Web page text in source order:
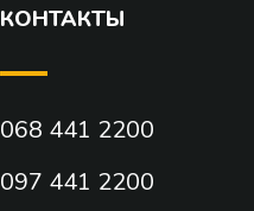
КОНТАКТЫ
068 441 2200
097 441 2200